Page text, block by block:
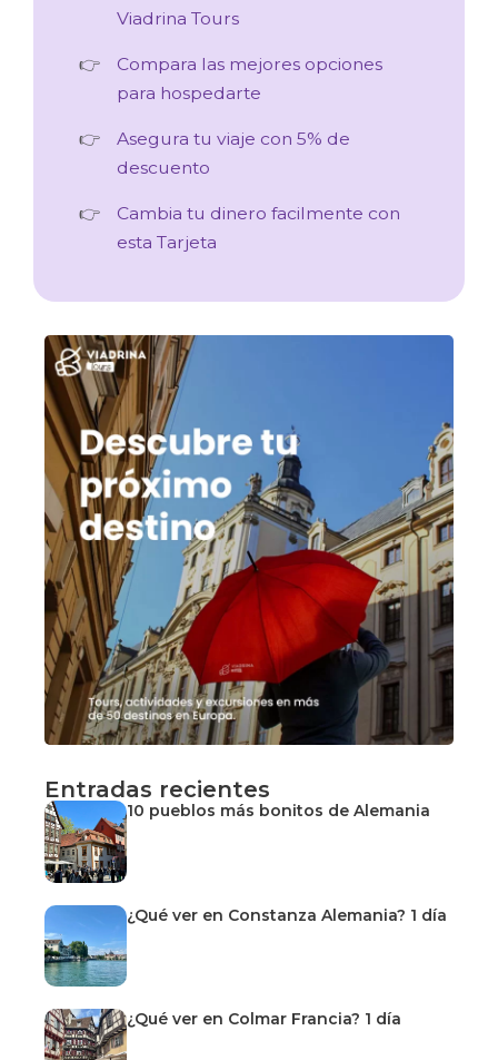
Viadrina Tours
Compara las mejores opciones
para hospedarte
Asegura tu viaje con 5% de
descuento
Cambia tu dinero facilmente con
esta Tarjeta
Entradas recientes
10 pueblos más bonitos de Alemania
¿Qué ver en Constanza Alemania? 1 día
¿Qué ver en Colmar Francia? 1 día